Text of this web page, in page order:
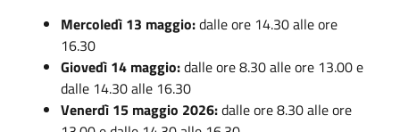
Mercoledì 13 maggio:dalle ore 14.30 alle ore
16.30
Giovedì 14 maggio:dalle ore 8.30 alle ore 13.00 e
dalle 14.30 alle 16.30
Venerdì 15 maggio 2026:dalle ore 8.30 alle ore